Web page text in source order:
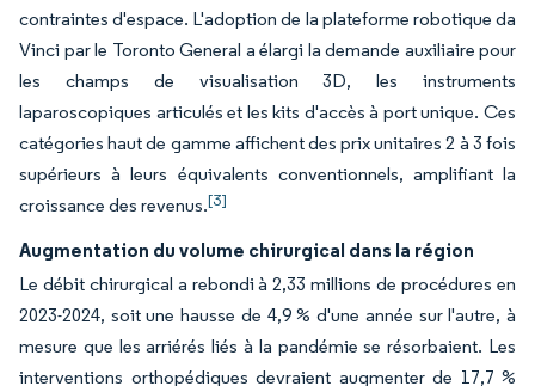
contraintes d'espace. L'adoption de la plateforme robotique da
Vinci par le Toronto General a élargi la demande auxiliaire pour
les champs de visualisation 3D, les instruments
laparoscopiques articulés et les kits d'accès à port unique. Ces
catégories haut de gamme affichent des prix unitaires 2 à 3 fois
supérieurs à leurs équivalents conventionnels, amplifiant la
croissance des revenus.[3]
Augmentation du volume chirurgical dans la région
Le débit chirurgical a rebondi à 2,33 millions de procédures en
2023-2024, soit une hausse de 4,9 % d'une année sur l'autre, à
mesure que les arriérés liés à la pandémie se résorbaient. Les
interventions orthopédiques devraient augmenter de 17,7 %